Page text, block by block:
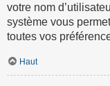
votre nom
système vous
toutes vos
Haut